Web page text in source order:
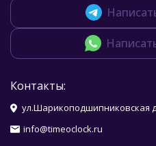
Контакты:
ул.Шарикоподшипниковская
info@timeoclock.ru